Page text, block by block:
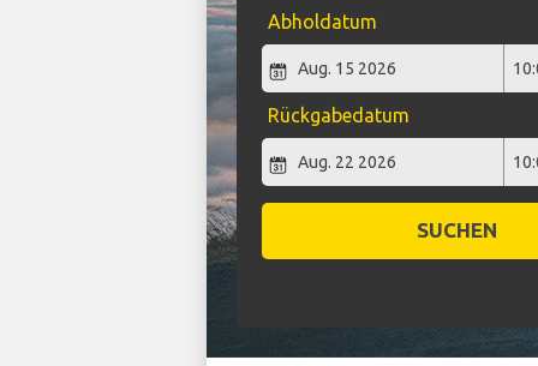
Abholdatum
Rückgabedatum
SUCHEN